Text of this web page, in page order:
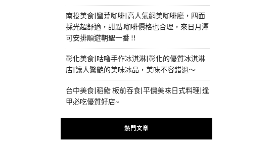
南投美食|蠻荒咖啡|高人氣網美咖啡廳，四面
採光超舒適，甜點.咖啡價格也合理，來日月潭
可安排順遊朝聖一番 !!
彰化美食|咕嚕手作冰淇淋|彰化的優質冰淇淋
店|讓人驚艷的美味冰品，美味不容錯過～
台中美食|稻鮨 板前吞食|平價美味日式料理|逢
甲必吃優質好店~
熱門文章